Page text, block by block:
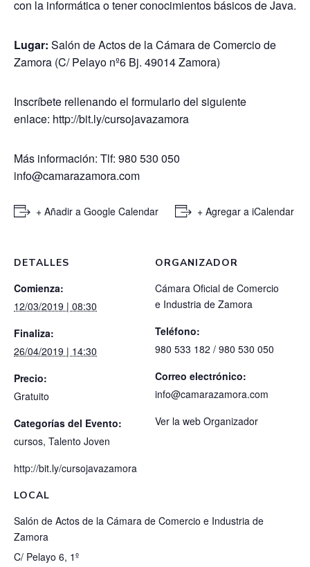
con la informática o tener conocimientos básicos de Java.
Lugar: Salón de Actos de la Cámara de Comercio de
Zamora (C/ Pelayo nº6 Bj. 49014 Zamora)
Inscríbete rellenando el formulario del siguiente
enlace: http://bit.ly/cursojavazamora
Más información: Tlf: 980 530 050
info@camarazamora.com
+ Añadir a Google Calendar + Agregar a iCalendar
DETALLES
Comienza:
12/03/2019 | 08:30
Finaliza:
26/04/2019 | 14:30
Precio:
Gratuito
Categorías del Evento:
cursos, Talento Joven
http://bit.ly/cursojavazamora
LOCAL
Salón de Actos de la Cámara de Comercio e Industria de
Zamora
C/ Pelayo 6, 1º
ORGANIZADOR
Cámara Oficial de Comercio
e Industria de Zamora
Teléfono:
980 533 182 / 980 530 050
Correo electrónico:
info@camarazamora.com
Ver la web Organizador